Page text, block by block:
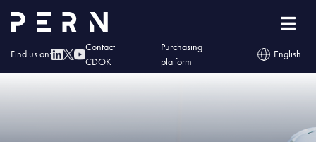
Find us on:
Contact
CDOK
Purchasing
platform
English
Home »debogo